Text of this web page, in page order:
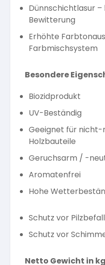
Dünnschichtlasur
Bewitterung
Erhöhte
Farbmischsystem
Besondere
Biozidprodukt
UV-Beständig
Geeignet für
Holzbauteile
Geruchsarm / -
Aromatenfrei
Hohe
Schutz vor Pilzbefall
Schutz vor
Netto Gewicht in kg